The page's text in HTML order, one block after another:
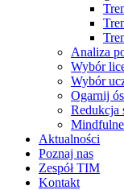
Analiza
Wybór
Wybór
Ogarnij
Redukcja
Aktualności
Poznaj nas
Zespół TIM
Kontakt